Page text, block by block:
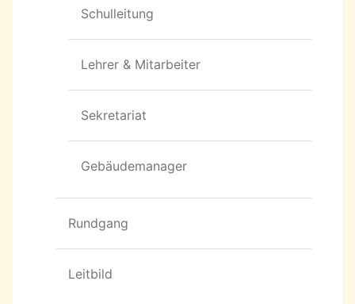
Schulleitung
Lehrer & Mitarbeiter
Sekretariat
Gebäudemanager
Rundgang
Leitbild